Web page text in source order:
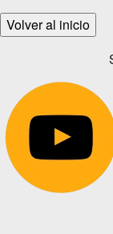
Volver al inicio